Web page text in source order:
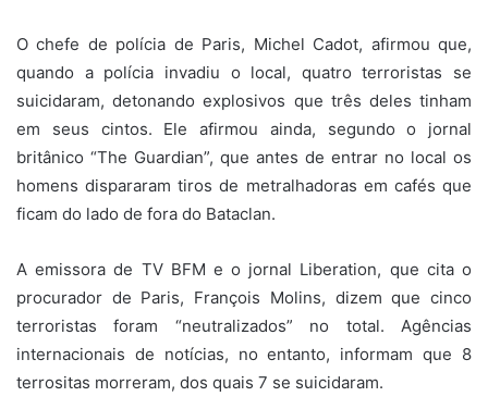
O chefe de polícia de Paris, Michel Cadot, afirmou que,
quando a polícia invadiu o local, quatro terroristas se
suicidaram, detonando explosivos que três deles tinham
em seus cintos. Ele afirmou ainda, segundo o jornal
britânico “The Guardian”, que antes de entrar no local os
homens dispararam tiros de metralhadoras em cafés que
ficam do lado de fora do Bataclan.
A emissora de TV BFM e o jornal Liberation, que cita o
procurador de Paris, François Molins, dizem que cinco
terroristas foram “neutralizados” no total. Agências
internacionais de notícias, no entanto, informam que 8
terrositas morreram, dos quais 7 se suicidaram.